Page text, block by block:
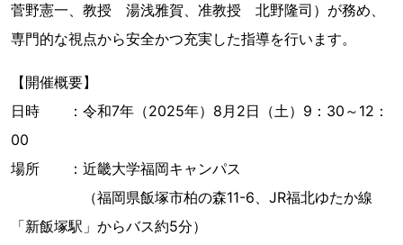
菅野憲一、教授 湯浅雅賀、准教授 北野隆司）が務め、
専門的な視点から安全かつ充実した指導を行います。
【開催概要】
日時 ：令和7年（2025年）8月2日（土）9：30～12：
00
場所 ：近畿大学福岡キャンパス
（福岡県飯塚市柏の森11-6、JR福北ゆたか線
「新飯塚駅」からバス約5分）